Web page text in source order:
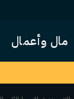
مال وأعمال